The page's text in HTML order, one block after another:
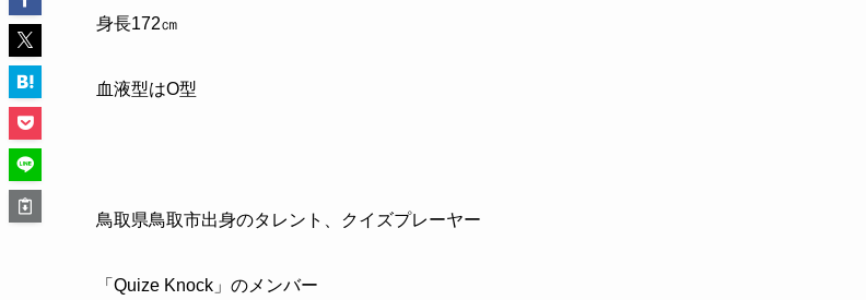
身長172㎝
血液型はO型
鳥取県鳥取市出身のタレント、クイズプレーヤー
「Quize Knock」のメンバー